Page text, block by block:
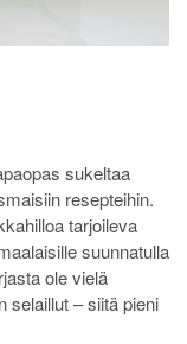
sukeltaa
resepteihin.
tarjoileva
suunnatulla
ole vielä
selaillut – siitä pieni